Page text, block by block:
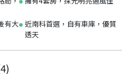
有大 近南科首選，自有車庫，優質
透天
4)